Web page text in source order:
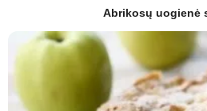
Abrikosų uogienė